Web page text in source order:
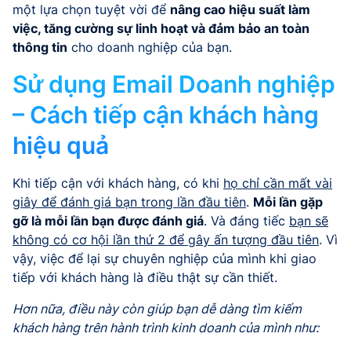
một lựa chọn tuyệt vời để nâng cao hiệu suất làm
việc, tăng cường sự linh hoạt và đảm bảo an toàn
thông tin cho doanh nghiệp của bạn.
Sử dụng Email Doanh nghiệp
– Cách tiếp cận khách hàng
hiệu quả
Khi tiếp cận với khách hàng, có khi họ chỉ cần mất vài
giây để đánh giá bạn trong lần đầu tiên. Mỗi lần gặp
gỡ là mỗi lần bạn được đánh giá. Và đáng tiếc bạn sẽ
không có cơ hội lần thứ 2 để gây ấn tượng đầu tiên. Vì
vậy, việc để lại sự chuyên nghiệp của mình khi giao
tiếp với khách hàng là điều thật sự cần thiết.
Hơn nữa, điều này còn giúp bạn dễ dàng tìm kiếm
khách hàng trên hành trình kinh doanh của mình như: